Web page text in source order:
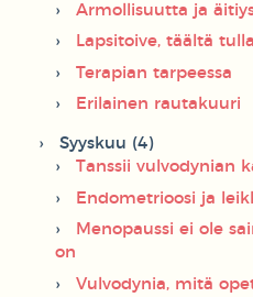
Armollisuutta ja
Lapsitoive, täältä
Terapian tarpeessa
Erilainen rautakuuri
Syyskuu (4)
Tanssii vulvodynian
Endometrioosi ja
Menopaussi ei ole
on
Vulvodynia, mitä